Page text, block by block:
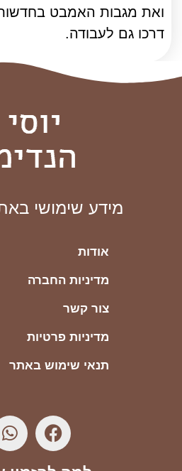
ואת מגבות האמבט
דרכו גם לעבודה.
מידע שימושי
אודות
מדיניות החברה
צור קשר
מדיניות פרטיות
תנאי שימוש באתר